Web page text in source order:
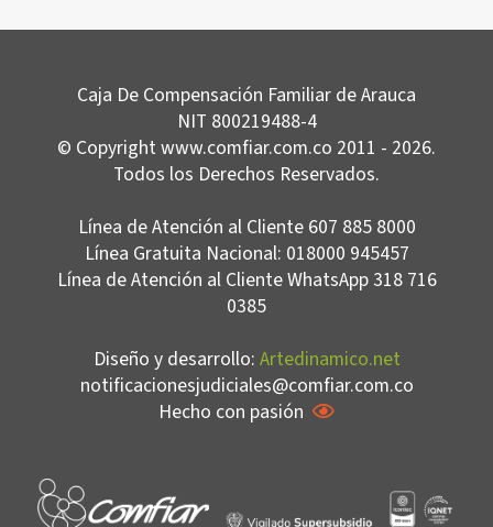
Caja De Compensación Familiar de Arauca
NIT 800219488-4
© Copyright www.comfiar.com.co 2011 - 2026.
Todos los Derechos Reservados.
Línea de Atención al Cliente 607 885 8000
Línea Gratuita Nacional: 018000 945457
Línea de Atención al Cliente WhatsApp 318 716
0385
Diseño y desarrollo: Artedinamico.net
notificacionesjudiciales@comfiar.com.co
Hecho con pasión